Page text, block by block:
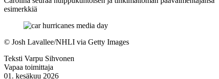
esimerkkiä
© Josh Lavallee/NHLI via Getty Images
Teksti Varpu Sihvonen
Vapaa toimittaja
01. kesäkuu 2026